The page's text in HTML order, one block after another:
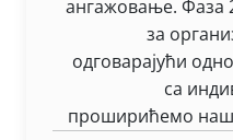
ангажовање. Фаза
за
одговарајући
са
проширићемо наш